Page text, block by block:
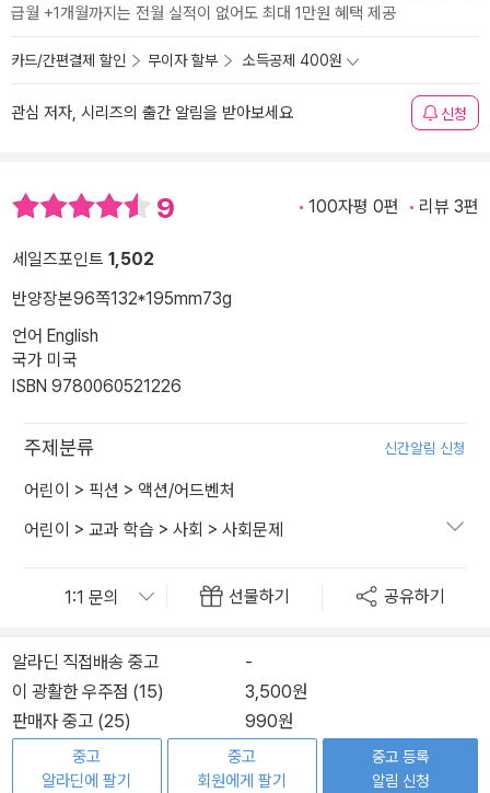
급월 +1개월까지는 전월 실적이 없어도 최대 1만원 혜택 제공
카드/간편결제 할인 무이자 할부 소득공제 400원
관심 저자, 시리즈의 출간 알림을 받아보세요 신청
9 100자평 0편 리뷰 3편
세일즈포인트 1,502
반양장본96쪽132*195mm73g
언어 English
국가 미국
ISBN 9780060521226
주제분류 신간알림 신청
어린이 > 픽션 > 액션/어드벤처
어린이 > 교과 학습 > 사회 > 사회문제
선물하기 공유하기
알라딘 직접배송 중고
-
이 광활한 우주점 (15)
3,500원
판매자 중고 (25)
990원
중고
알라딘에 팔기
중고
회원에게 팔기
중고 등록
알림 신청